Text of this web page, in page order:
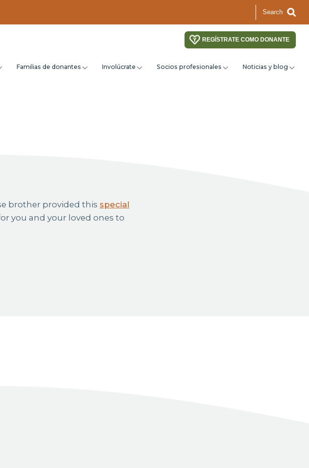
Search
REGÍSTRATE COMO DONANTE
Familias de donantes Involúcrate Socios profesionales Noticias y blog
brother provided this special
you and your loved ones to